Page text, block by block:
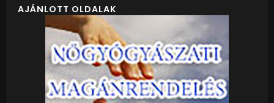
AJÁNLOTT OLDALAK